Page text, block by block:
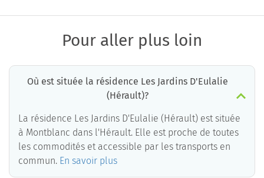
Pour aller plus loin
Où est située la résidence Les Jardins D'Eulalie
(Hérault)?
La résidence Les Jardins D'Eulalie (Hérault) est située
à Montblanc dans l'Hérault. Elle est proche de toutes
les commodités et accessible par les transports en
commun. En savoir plus